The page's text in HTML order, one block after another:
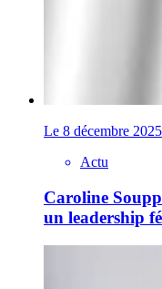
Le 8 décembre 2025
Actu
Caroline
un leadership